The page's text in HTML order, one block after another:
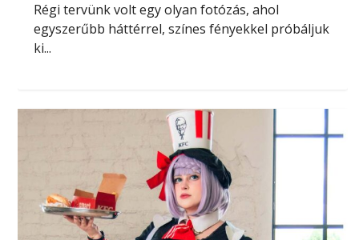
Régi tervünk volt egy olyan fotózás, ahol
egyszerűbb háttérrel, színes fényekkel próbáljuk
ki...